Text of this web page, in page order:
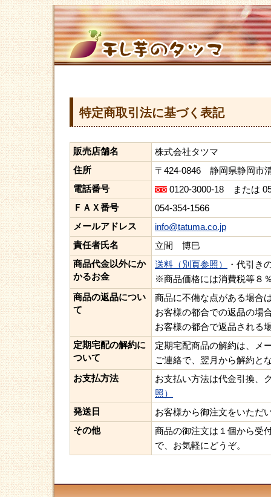
特定商取引法に基づく表記
販売店舗名
株式会社タツマ
住所
〒424-0846 静岡県静岡市
電話番号
0120-3000-18 または
ＦＡＸ番号
054-354-1566
メールアドレス
info@tatuma.co.jp
責任者氏名
立間 博巳
商品代金以外にか
かるお金
送料（別頁参照）
・代引き
※商品価格には消費税等８
商品の返品につい
て
商品に不備な点がある場合
お客様の都合での返品の場
お客様の都合で返品される
定期宅配の解約に
ついて
定期宅配商品の解約は、メ
ご連絡で、翌月から解約と
お支払方法
お支払い方法は代金引換、
照）
発送日
お客様から御注文をいただ
その他
商品の御注文は１個から受
で、お気軽にどうぞ。